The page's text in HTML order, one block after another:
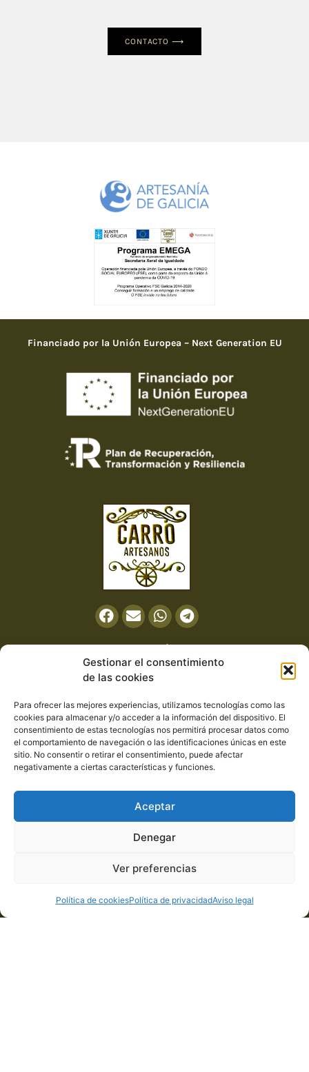
Gestionar el consentimiento
de las cookies
Para ofrecer las mejores experiencias, utilizamos tecnologías como las
cookies para almacenar y/o acceder a la información del dispositivo. El
consentimiento de estas tecnologías nos permitirá procesar datos como
el comportamiento de navegación o las identificaciones únicas en este
sitio. No consentir o retirar el consentimiento, puede afectar
negativamente a ciertas características y funciones.
Aceptar
Denegar
Ver preferencias
Política de cookiesPolítica de privacidadAviso legal
CONTACTO ⟶
Financiado por la Unión Europea – Next Generation EU
Información
Política de privacidad
Aviso legal
Política de cookies
Carro Artesanos
Camiño Riazón 3
32970 Seixalbo – Ourense
Teléfono: 609 176 246